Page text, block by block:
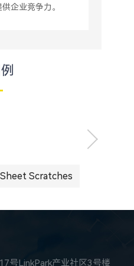
企业竞争力。
Sheet Scratches
号LinkPark产业社区3号楼